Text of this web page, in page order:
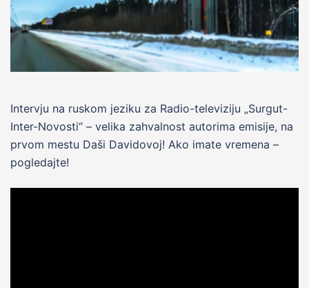
Intervju na ruskom jeziku za Radio-televiziju „Surgut-
Inter-Novosti“ – velika zahvalnost autorima emisije, na
prvom mestu Daši Davidovoj! Ako imate vremena –
pogledajte!